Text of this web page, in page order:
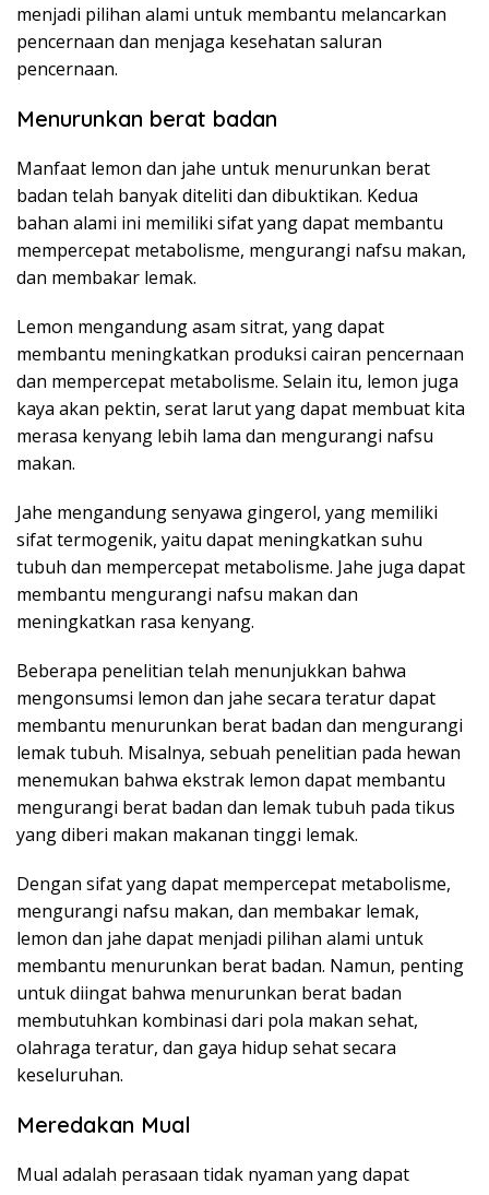
menjadi pilihan alami untuk membantu melancarkan
pencernaan dan menjaga kesehatan saluran
pencernaan.
Menurunkan berat badan
Manfaat lemon dan jahe untuk menurunkan berat
badan telah banyak diteliti dan dibuktikan. Kedua
bahan alami ini memiliki sifat yang dapat membantu
mempercepat metabolisme, mengurangi nafsu makan,
dan membakar lemak.
Lemon mengandung asam sitrat, yang dapat
membantu meningkatkan produksi cairan pencernaan
dan mempercepat metabolisme. Selain itu, lemon juga
kaya akan pektin, serat larut yang dapat membuat kita
merasa kenyang lebih lama dan mengurangi nafsu
makan.
Jahe mengandung senyawa gingerol, yang memiliki
sifat termogenik, yaitu dapat meningkatkan suhu
tubuh dan mempercepat metabolisme. Jahe juga dapat
membantu mengurangi nafsu makan dan
meningkatkan rasa kenyang.
Beberapa penelitian telah menunjukkan bahwa
mengonsumsi lemon dan jahe secara teratur dapat
membantu menurunkan berat badan dan mengurangi
lemak tubuh. Misalnya, sebuah penelitian pada hewan
menemukan bahwa ekstrak lemon dapat membantu
mengurangi berat badan dan lemak tubuh pada tikus
yang diberi makan makanan tinggi lemak.
Dengan sifat yang dapat mempercepat metabolisme,
mengurangi nafsu makan, dan membakar lemak,
lemon dan jahe dapat menjadi pilihan alami untuk
membantu menurunkan berat badan. Namun, penting
untuk diingat bahwa menurunkan berat badan
membutuhkan kombinasi dari pola makan sehat,
olahraga teratur, dan gaya hidup sehat secara
keseluruhan.
Meredakan Mual
Mual adalah perasaan tidak nyaman yang dapat